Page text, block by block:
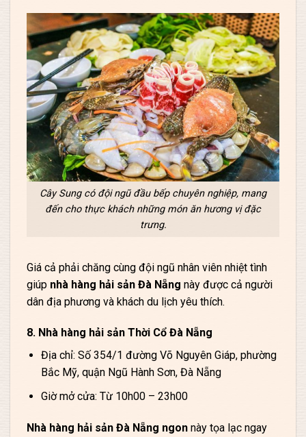
Cây Sung có đội ngũ đầu bếp chuyên nghiệp, mang
đến cho thực khách những món ăn hương vị đặc
trưng.
Giá cả phải chăng cùng đội ngũ nhân viên nhiệt tình
giúp nhà hàng hải sản Đà Nẵng này được cả người
dân địa phương và khách du lịch yêu thích.
8. Nhà hàng hải sản Thời Cổ Đà Nẵng
Địa chỉ: Số 354/1 đường Võ Nguyên Giáp, phường
Bắc Mỹ, quận Ngũ Hành Sơn, Đà Nẵng
Giờ mở cửa: Từ 10h00 – 23h00
Nhà hàng hải sản Đà Nẵng ngon này tọa lạc ngay